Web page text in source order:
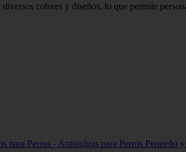
colores y diseños, lo que permite
para Perros - Antipulgas para Perros